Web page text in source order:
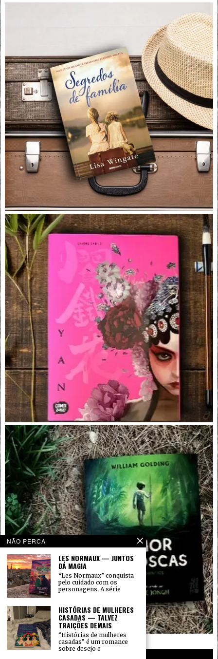
PRIVACIDADE
NÃO PERCA
LES NORMAUX — JUNTOS
DÁ MAGIA
“Les Normaux” conquista
pelo cuidado com os
personagens. A série
HISTÓRIAS DE MULHERES
CASADAS — TALVEZ
TRAIÇÕES DEMAIS
“Histórias de mulheres
casadas” é um romance
sobre desejo e